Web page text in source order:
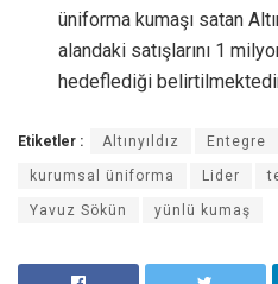
üniforma kumaşı satan
alandaki satışlarını 1
hedeflediği
Etiketler : Altınyıldız Entegre
kurumsal üniforma Lider
Yavuz Sökün yünlü kumaş